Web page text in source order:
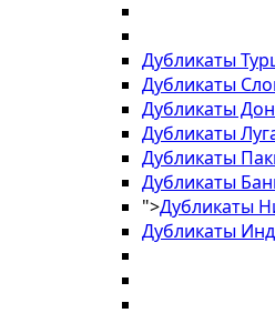
Дубликаты
Дубликаты
Дубликаты
Дубликаты
Дубликаты
Дубликаты
">Дубликаты
Дубликаты